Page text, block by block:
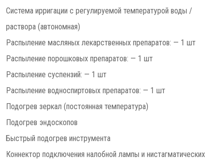
Система ирригации с регулируемой температурой воды /
раствора (автономная)
Распыление масляных лекарственных препаратов: — 1 шт
Распыление порошковых препаратов: — 1 шт
Распыление суспензий: — 1 шт
Распыление водноспиртовых препаратов: — 1 шт
Подогрев зеркал (постоянная температура)
Подогрев эндоскопов
Быстрый подогрев инструмента
Коннектор подключения налобной лампы и нистагматических